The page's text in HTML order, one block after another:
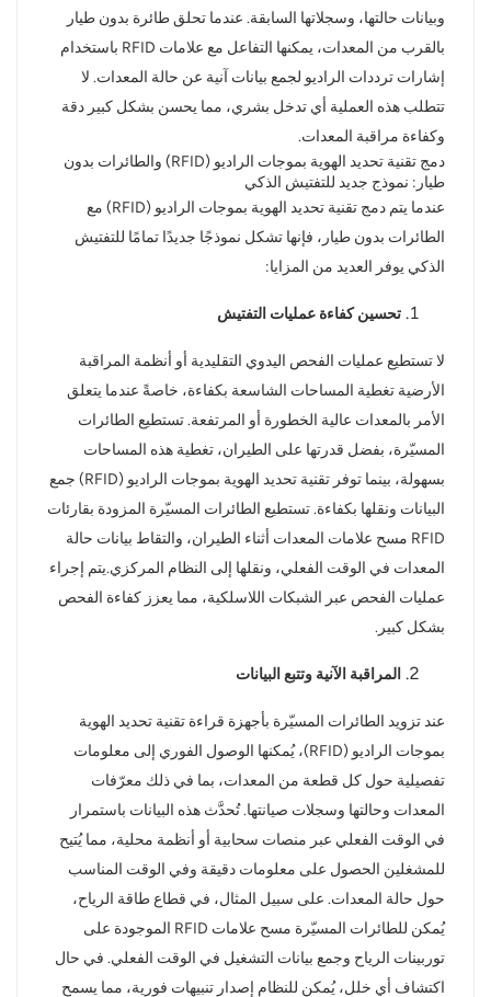
وبيانات حالتها، وسجلاتها السابقة. عندما تحلق طائرة بدون طيار
بالقرب من المعدات، يمكنها التفاعل مع علامات RFID باستخدام
إشارات ترددات الراديو لجمع بيانات آنية عن حالة المعدات. لا
تتطلب هذه العملية أي تدخل بشري، مما يحسن بشكل كبير دقة
وكفاءة مراقبة المعدات.
دمج تقنية تحديد الهوية بموجات الراديو (RFID) والطائرات بدون
طيار: نموذج جديد للتفتيش الذكي
عندما يتم دمج تقنية تحديد الهوية بموجات الراديو (RFID) مع
الطائرات بدون طيار، فإنها تشكل نموذجًا جديدًا تمامًا للتفتيش
الذكي يوفر العديد من المزايا:
تحسين كفاءة عمليات التفتيش
لا تستطيع عمليات الفحص اليدوي التقليدية أو أنظمة المراقبة
الأرضية تغطية المساحات الشاسعة بكفاءة، خاصةً عندما يتعلق
الأمر بالمعدات عالية الخطورة أو المرتفعة. تستطيع الطائرات
المسيّرة، بفضل قدرتها على الطيران، تغطية هذه المساحات
بسهولة، بينما توفر تقنية تحديد الهوية بموجات الراديو (RFID) جمع
البيانات ونقلها بكفاءة. تستطيع الطائرات المسيّرة المزودة بقارئات
RFID مسح علامات المعدات أثناء الطيران، والتقاط بيانات حالة
المعدات في الوقت الفعلي، ونقلها إلى النظام المركزي.يتم إجراء
عمليات الفحص عبر الشبكات اللاسلكية، مما يعزز كفاءة الفحص
بشكل كبير.
المراقبة الآنية وتتبع البيانات
عند تزويد الطائرات المسيّرة بأجهزة قراءة تقنية تحديد الهوية
بموجات الراديو (RFID)، يُمكنها الوصول الفوري إلى معلومات
تفصيلية حول كل قطعة من المعدات، بما في ذلك معرّفات
المعدات وحالتها وسجلات صيانتها. تُحدَّث هذه البيانات باستمرار
في الوقت الفعلي عبر منصات سحابية أو أنظمة محلية، مما يُتيح
للمشغلين الحصول على معلومات دقيقة وفي الوقت المناسب
حول حالة المعدات. على سبيل المثال، في قطاع طاقة الرياح،
يُمكن للطائرات المسيّرة مسح علامات RFID الموجودة على
توربينات الرياح وجمع بيانات التشغيل في الوقت الفعلي. في حال
اكتشاف أي خلل، يُمكن للنظام إصدار تنبيهات فورية، مما يسمح